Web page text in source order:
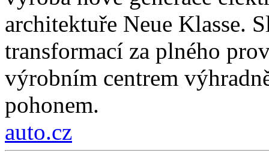
architektuře Neue Klasse.
transformací za plného
výrobním centrem
pohonem.
auto.cz